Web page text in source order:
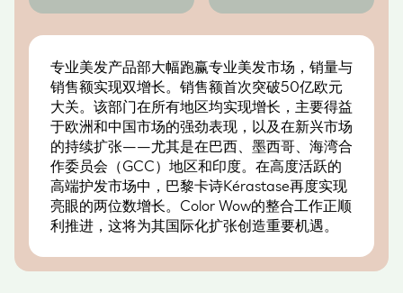
专业美发产品部大幅跑赢专业美发市场，销量与
销售额实现双增长。销售额首次突破50亿欧元
大关。该部门在所有地区均实现增长，主要得益
于欧洲和中国市场的强劲表现，以及在新兴市场
的持续扩张——尤其是在巴西、墨西哥、海湾合
作委员会（GCC）地区和印度。在高度活跃的
高端护发市场中，巴黎卡诗Kérastase再度实现
亮眼的两位数增长。Color Wow的整合工作正顺
利推进，这将为其国际化扩张创造重要机遇。